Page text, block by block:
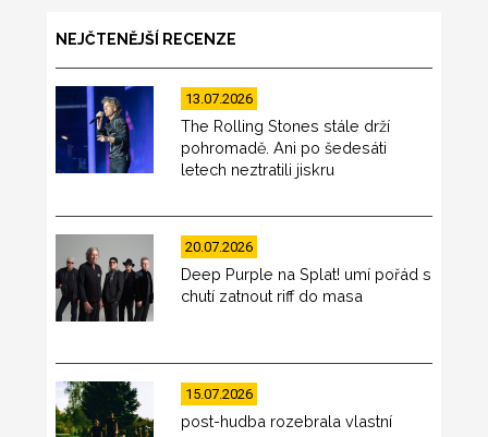
NEJČTENĚJŠÍ RECENZE
13.07.2026
The Rolling Stones stále drží
pohromadě. Ani po šedesáti
letech neztratili jiskru
20.07.2026
Deep Purple na Splat! umí pořád s
chutí zatnout riff do masa
15.07.2026
post-hudba rozebrala vlastní